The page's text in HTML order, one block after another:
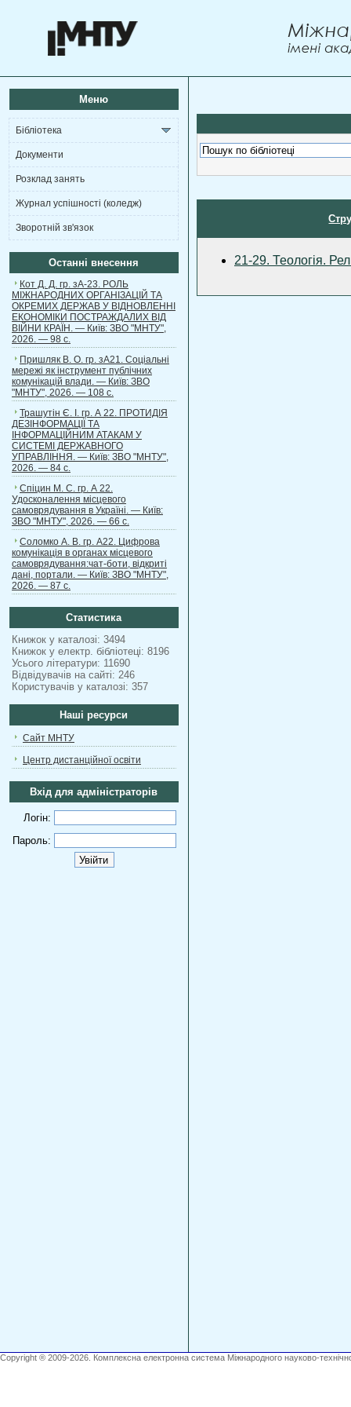
Меню
Бібліотека
Документи
Розклад занять
Журнал успішності (коледж)
Зворотній зв'язок
Останні внесення
Кот Д. Д. гр. зА-23. РОЛЬ
МІЖНАРОДНИХ ОРГАНІЗАЦІЙ ТА
ОКРЕМИХ ДЕРЖАВ У ВІДНОВЛЕННІ
ЕКОНОМІКИ ПОСТРАЖДАЛИХ ВІД
ВІЙНИ КРАЇН. — Київ: ЗВО "МНТУ",
2026. — 98 с.
Пришляк В. О. гр. зА21. Соціальні
мережі як інструмент публічних
комунікацій влади. — Київ: ЗВО
"МНТУ", 2026. — 108 с.
Трашутін Є. І. гр. А 22. ПРОТИДІЯ
ДЕЗІНФОРМАЦІЇ ТА
ІНФОРМАЦІЙНИМ АТАКАМ У
СИСТЕМІ ДЕРЖАВНОГО
УПРАВЛІННЯ. — Київ: ЗВО "МНТУ",
2026. — 84 с.
Спіцин М. С. гр. А 22.
Удосконалення місцевого
самоврядування в Україні. — Київ:
ЗВО "МНТУ", 2026. — 66 с.
Соломко А. В. гр. А22. Цифрова
комунікація в органах місцевого
самоврядування:чат-боти, відкриті
дані, портали. — Київ: ЗВО "МНТУ",
2026. — 87 с.
Статистика
Книжок у каталозі: 3494
Книжок у електр. бібліотеці: 8196
Усього літератури: 11690
Відвідувачів на сайті: 246
Користувачів у каталозі: 357
Наші ресурси
Сайт МНТУ
Центр дистанційної освіти
Вхід для адміністраторів
Логін:
Пароль:
21-29. Теологія.
Copyright ® 2009-2026. Комплексна електронна система Міжнародного науково-